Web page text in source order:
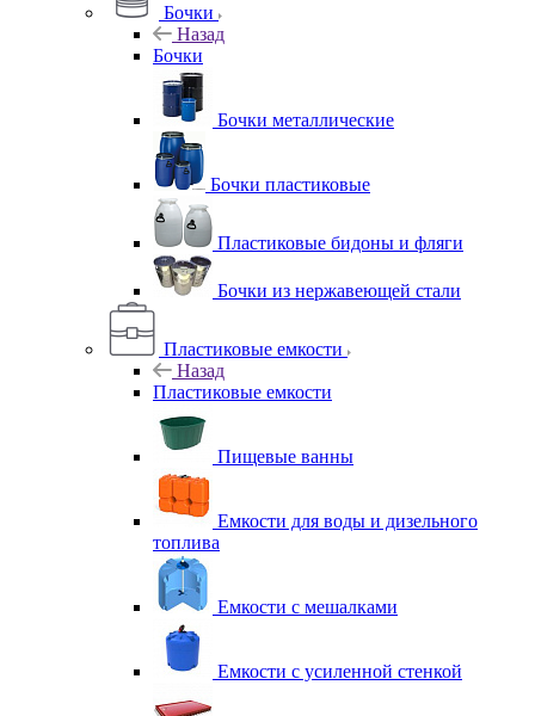
Бочки
Назад
Бочки
Бочки металлические
Бочки пластиковые
Пластиковые бидоны и фляги
Бочки из нержавеющей стали
Пластиковые емкости
Назад
Пластиковые емкости
Пищевые ванны
Емкости для воды и дизельного
топлива
Емкости с мешалками
Емкости с усиленной стенкой